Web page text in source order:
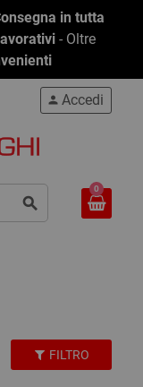
in tutta
- Oltre
search
person Accedi
0
FILTRO